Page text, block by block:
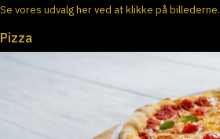
Se vores udvalg her ved at klikke på billederne.
Pizza